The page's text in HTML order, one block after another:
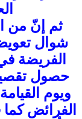
ثم إنّ من
شوال
الفريضة
حصول
ويوم
الفرائض